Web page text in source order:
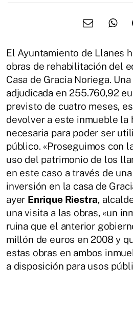
El Ayuntamiento de Llanes
obras de rehabilitación del
Casa de Gracia Noriega.
adjudicada en 255.760,92
previsto de cuatro meses,
devolver a este inmueble la
necesaria para poder ser
público. «Proseguimos con
uso del patrimonio de los
en este caso a través de
inversión en la casa de
ayer Enrique Riestra,
una visita a las obras, «un
ruina que el anterior
millón de euros en 2008 y
estas obras en ambos
a disposición para usos